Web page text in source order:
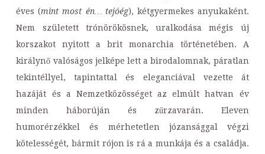
éves (mint most én… tejóég), kétgyermekes anyukaként.
Nem született trónörökösnek, uralkodása mégis új
korszakot nyitott a brit monarchia történetében. A
királynő valóságos jelképe lett a birodalomnak, páratlan
tekintéllyel, tapintattal és eleganciával vezette át
hazáját és a Nemzetközösséget az elmúlt hatvan év
minden háborúján és zűrzavarán. Eleven
humorérzékkel és mérhetetlen józansággal végzi
kötelességét, bármit rójon is rá a munkája és a családja.